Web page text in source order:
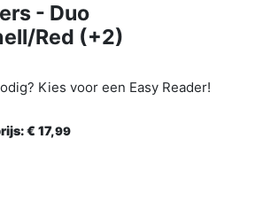
- Duo
Red (+2)
Kies voor een Easy Reader!
€ 17,99